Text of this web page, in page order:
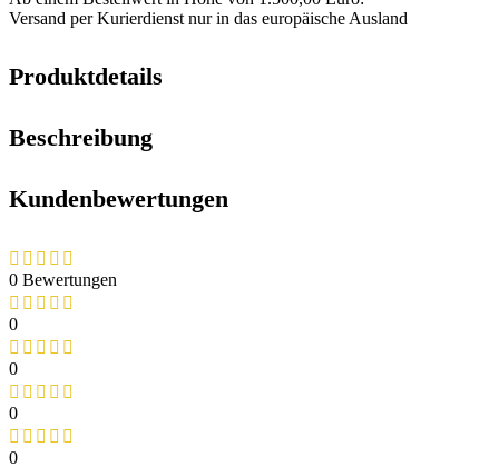
Versand per Kurierdienst nur in das europäische Ausland
Produktdetails
Beschreibung
Kundenbewertungen
0 Bewertungen
0
0
0
0